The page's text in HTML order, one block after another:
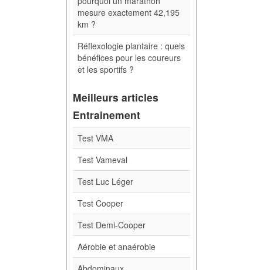
mesure exactement 42,195
km ?
Réflexologie plantaire : quels
bénéfices pour les coureurs
et les sportifs ?
Meilleurs articles
Entrainement
Test VMA
Test Vameval
Test Luc Léger
Test Cooper
Test Demi-Cooper
Aérobie et anaérobie